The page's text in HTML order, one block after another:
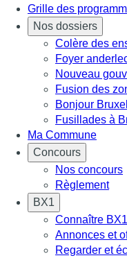
Grille des
Nos dossiers
Colère des
Foyer
Nouveau
Fusion des
Bonjour
Fusillades à
Ma Commune
Concours
Nos concours
Règlement
BX1
Connaître BX1
Annonces et
Regarder et